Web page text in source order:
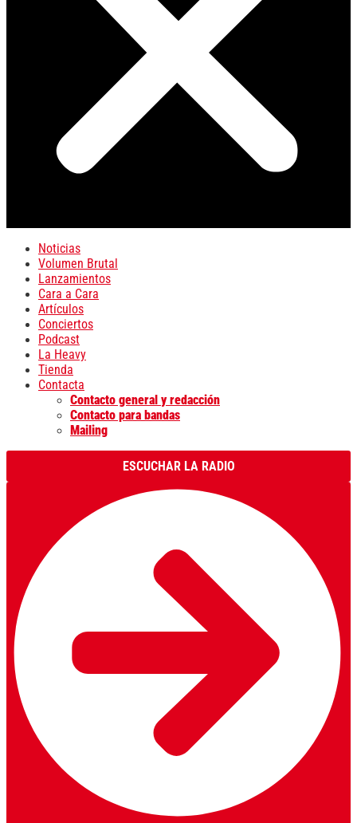
Noticias
Volumen Brutal
Lanzamientos
Cara a Cara
Artículos
Conciertos
Podcast
La Heavy
Tienda
Contacta
Contacto general y redacción
Contacto para bandas
Mailing
ESCUCHAR LA RADIO